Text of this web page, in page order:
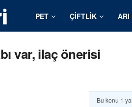
PET ÇIFTLIK ARI
var, ilaç önerisi
Bu konu 1